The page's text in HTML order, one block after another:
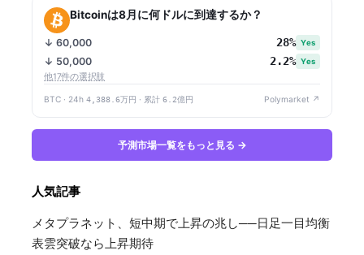
Bitcoinは8月に何ドルに到達するか？
↓ 60,000 28% Yes
↓ 50,000 2.2% Yes
他17件の選択肢
BTC · 24h 4,388.6万円 · 累計 6.2億円 Polymarket ↗
予測市場一覧をもっと見る →
人気記事
メタプラネット、短中期で上昇の兆し──日足一目均衡
表雲突破なら上昇期待